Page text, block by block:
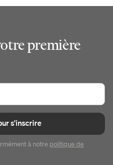
première
s'inscrire
à notre politique de